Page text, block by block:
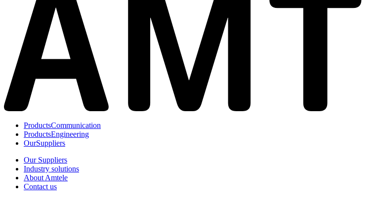
ProductsCommunication
ProductsEngineering
OurSuppliers
Our Suppliers
Industry solutions
About Amtele
Contact us